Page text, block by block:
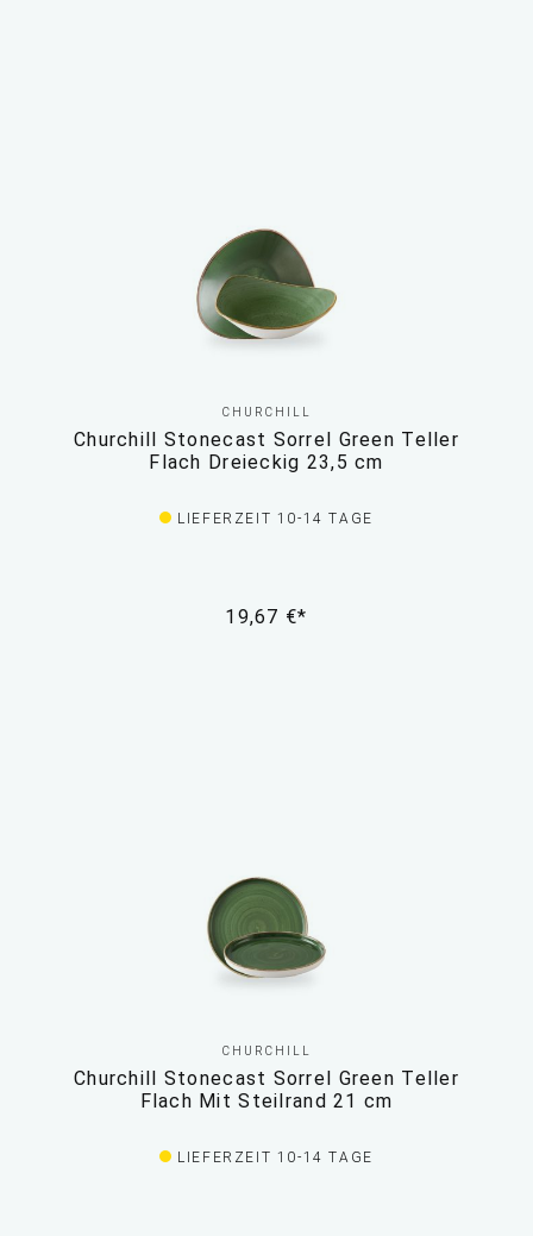
CHURCHILL
Churchill Stonecast Sorrel Green Teller
Flach Dreieckig 23,5 cm
LIEFERZEIT 10-14 TAGE
19,67 €*
CHURCHILL
Churchill Stonecast Sorrel Green Teller
Flach Mit Steilrand 21 cm
LIEFERZEIT 10-14 TAGE